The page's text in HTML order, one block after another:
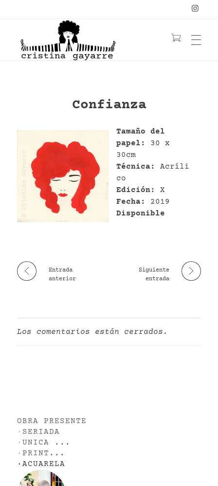
PELIRROJAS
NATURALEZA
FLORES
≡ TIENDA ≡
ACUARELA
CONTACTO
Confianza
Tamaño del
papel: 30 x
30cm
Técnica:
Acríli
co
Edición:
X
Fecha:
2019
Disponible
Entrada
anterior
Siguiente
entrada
Los comentarios están cerrados.
OBRA PRESENTE
· SERIADA
· UNICA ...
· PRINT ...
· ACUARELA